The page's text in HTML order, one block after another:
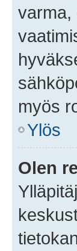
varma,
myös
Ylös
Olen